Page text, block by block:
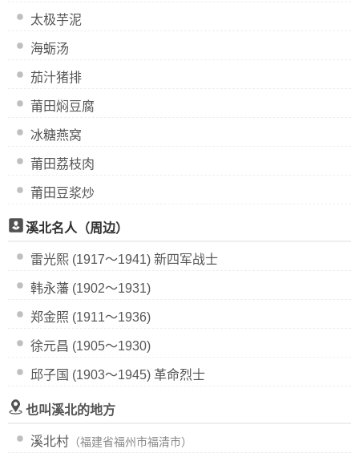
太极芋泥
海蛎汤
茄汁猪排
莆田焖豆腐
冰糖燕窝
莆田荔枝肉
莆田豆浆炒
溪北名人（周边）
雷光熙 (1917～1941) 新四军战士
韩永藩 (1902～1931)
郑金照 (1911～1936)
徐元昌 (1905～1930)
邱子国 (1903～1945) 革命烈士
也叫溪北的地方
溪北村 （福建省福州市福清市）